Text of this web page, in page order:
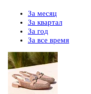
За месяц
За квартал
За год
За все время